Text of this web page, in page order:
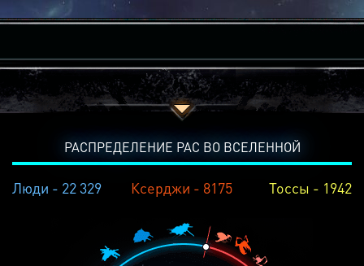
РАСПРЕДЕЛЕНИЕ РАС ВО ВСЕЛЕННОЙ
Люди - 22 329 Ксерджи - 8175 Тоссы - 1942